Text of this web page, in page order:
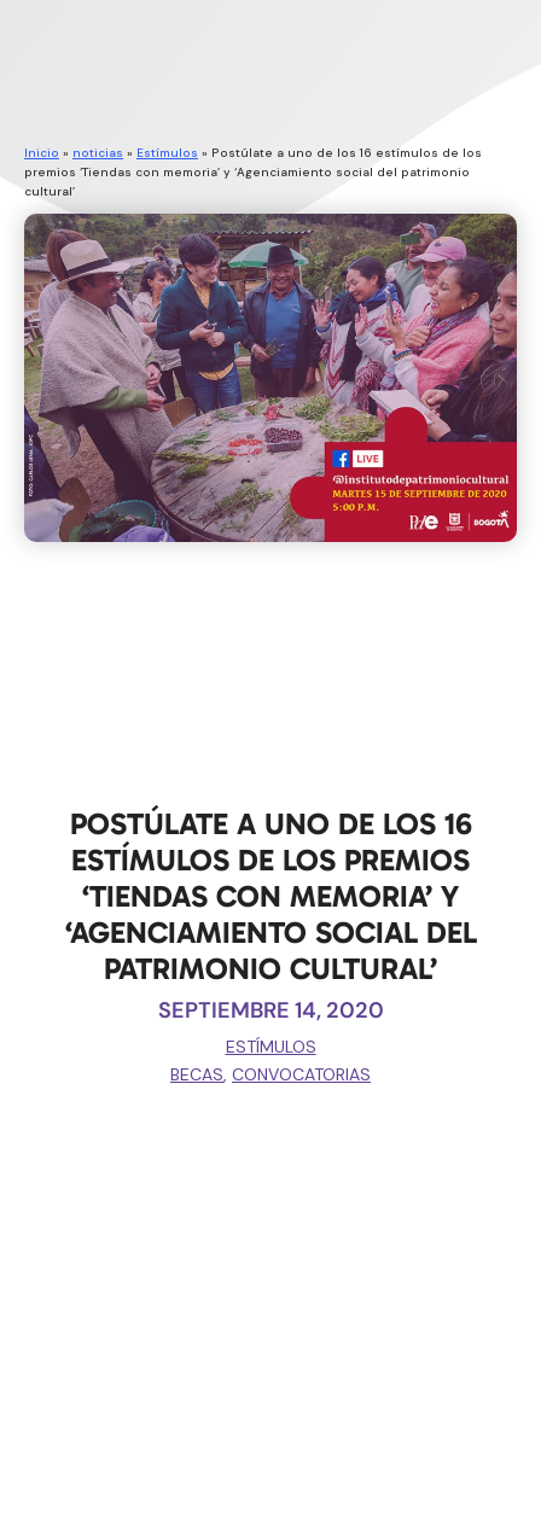
Inicio » noticias » Estímulos » Postúlate a uno de los 16 estímulos de los
premios ‘Tiendas con memoria’ y ‘Agenciamiento social del patrimonio
cultural’
POSTÚLATE A UNO DE LOS 16
ESTÍMULOS DE LOS PREMIOS
‘TIENDAS CON MEMORIA’ Y
‘AGENCIAMIENTO SOCIAL DEL
PATRIMONIO CULTURAL’
SEPTIEMBRE 14, 2020
ESTÍMULOS
BECAS, CONVOCATORIAS